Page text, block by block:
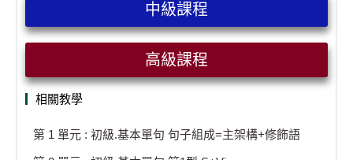
中級課程
高級課程
相關教學
第 1 單元 : 初級.基本單句 句子組成=主架構+修飾語